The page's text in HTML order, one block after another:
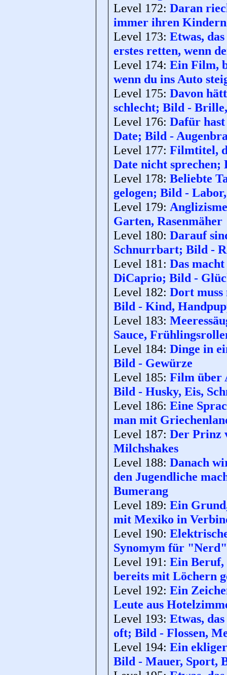
Level 172: Daran
immer ihren
Level 173: Etwas,
erstes retten, wenn
Level 174: Ein Film,
wenn du ins Auto
Level 175: Davon
schlecht; Bild -
Level 176: Dafür
Date; Bild -
Level 177: Filmtitel,
Date nicht sprechen;
Level 178: Beliebte
gelogen; Bild -
Level 179:
Garten, Rasenmäher
Level 180: Darauf
Schnurrbart; Bild -
Level 181: Das
DiCaprio; Bild -
Level 182: Dort muss
Bild - Kind,
Level 183:
Sauce,
Level 184: Dinge in
Bild - Gewürze
Level 185: Film über
Bild - Husky, Eis,
Level 186: Eine
man mit
Level 187: Der Prinz
Milchshakes
Level 188: Danach
den Jugendliche
Bumerang
Level 189: Ein
mit Mexiko in
Level 190:
Synomym für
Level 191: Ein Beruf,
bereits mit Löchern
Level 192: Ein
Leute aus
Level 193: Etwas,
oft; Bild - Flossen,
Level 194: Ein
Bild - Mauer, Sport,